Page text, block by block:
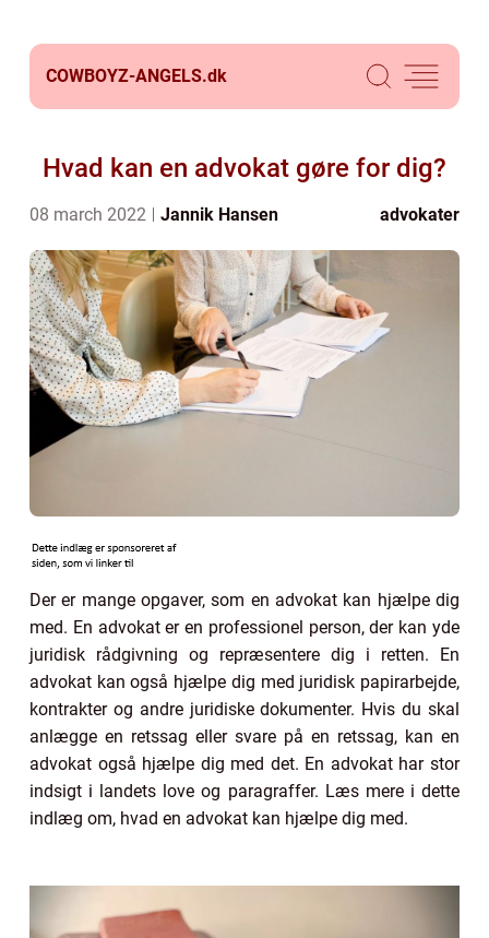
COWBOYZ-ANGELS.dk
Hvad kan en advokat gøre for dig?
08 march 2022 Jannik Hansen advokater
Der er mange opgaver, som en advokat kan hjælpe dig
med. En advokat er en professionel person, der kan yde
juridisk rådgivning og repræsentere dig i retten. En
advokat kan også hjælpe dig med juridisk papirarbejde,
kontrakter og andre juridiske dokumenter. Hvis du skal
anlægge en retssag eller svare på en retssag, kan en
advokat også hjælpe dig med det. En advokat har stor
indsigt i landets love og paragraffer. Læs mere i dette
indlæg om, hvad en advokat kan hjælpe dig med.